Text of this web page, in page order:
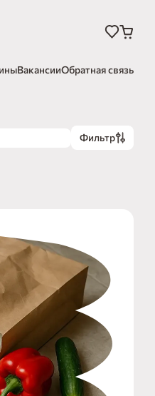
ВакансииОбратная связь
Фильтр